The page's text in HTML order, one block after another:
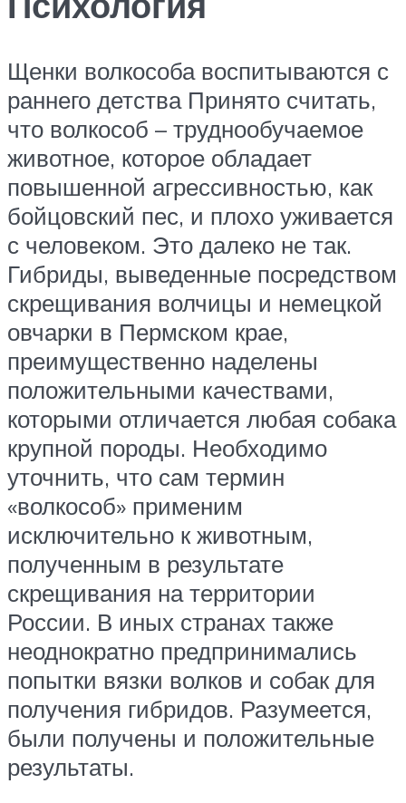
Щенки волкособа воспитываются с
раннего детства Принято считать,
что волкособ – труднообучаемое
животное, которое обладает
повышенной агрессивностью, как
бойцовский пес, и плохо уживается
с человеком. Это далеко не так.
Гибриды, выведенные посредством
скрещивания волчицы и немецкой
овчарки в Пермском крае,
преимущественно наделены
положительными качествами,
которыми отличается любая собака
крупной породы. Необходимо
уточнить, что сам термин
«волкособ» применим
исключительно к животным,
полученным в результате
скрещивания на территории
России. В иных странах также
неоднократно предпринимались
попытки вязки волков и собак для
получения гибридов. Разумеется,
были получены и положительные
результаты.